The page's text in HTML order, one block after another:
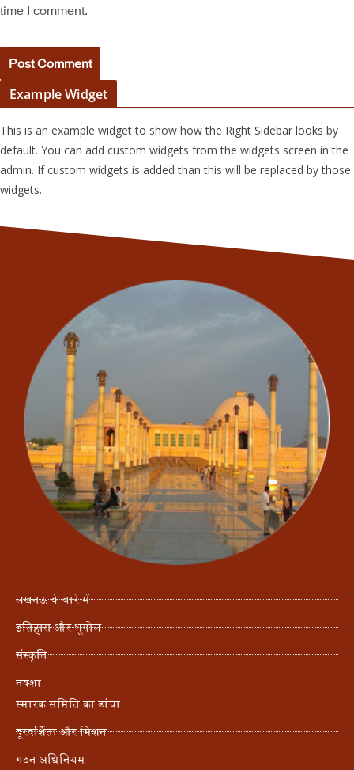
time I comment.
Example Widget
This is an example widget to show how the Right Sidebar looks by
default. You can add custom widgets from the widgets screen in the
admin. If custom widgets is added than this will be replaced by those
widgets.
लखनऊ के बारे में
इतिहास और भूगोल
संस्कृति
नक्शा
स्मारक समिति का ढांचा
दूरदर्शिता और मिशन
गठन अधिनियम